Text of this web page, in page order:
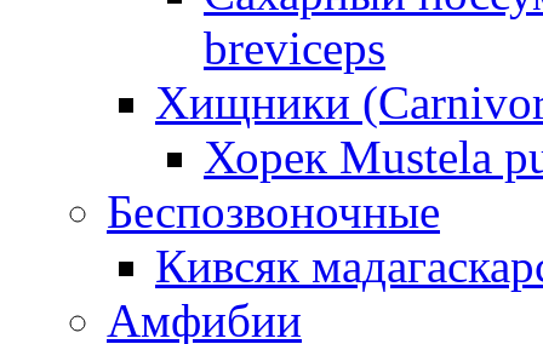
breviceps
Хищники
Хорек Mustela
Беспозвоночные
Кивсяк
Амфибии